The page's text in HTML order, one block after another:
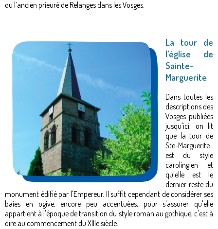
ou l’ancien prieuré de Relanges dans les Vosges.
La tour de
l’église de
Sainte-
Marguerite
Dans toutes les
descriptions des
Vosges publiées
jusqu'ici, on lit
que la tour de
Ste-Marguerite
est du style
carolingien et
qu'elle est le
dernier reste du
monument édifié par l'Empereur. Il suffit cependant de considérer ses
baies en ogive, encore peu accentuées, pour s'assurer qu'elle
appartient à l'époque de transition du style roman au gothique, c'est à
dire au commencement du XIIIe siècle.